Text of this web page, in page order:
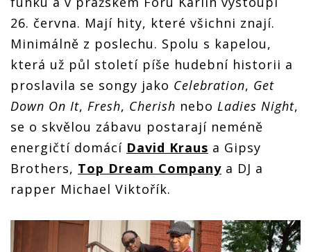
26. června. Mají hity, které všichni znají.
Minimálně z poslechu. Spolu s kapelou,
která už půl století píše hudební historii a
proslavila se songy jako Celebration, Get
Down On It, Fresh, Cherish nebo Ladies Night,
se o skvělou zábavu postarají neméně
energičtí domácí David Kraus a Gipsy
Brothers, Top Dream Company a DJ a
rapper Michael Viktořík.